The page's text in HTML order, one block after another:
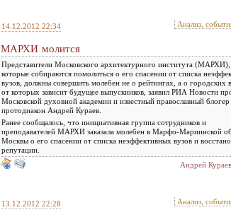
14.12.2012 22:34 Анализ,
МАРХИ молится
Представители Московского архитектурного института (МАРХИ),
которые собираются помолиться о его спасении от списка
вузов, должны совершить молебен не о рейтингах, а о городских
от которых зависит будущее выпускников, заявил РИА Новости
Московской духовной академии и известный православный блогер
протодиакон Андрей Кураев.
Ранее сообщалось, что инициативная группа сотрудников и
преподавателей МАРХИ заказала молебен в Марфо-Мариинской
Москвы о его спасении от списка неэффективных вузов и
репутации.
Андрей Кураев
13.12.2012 22:28 Анализ,